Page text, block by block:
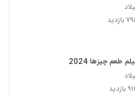
طعم چیزها 2024